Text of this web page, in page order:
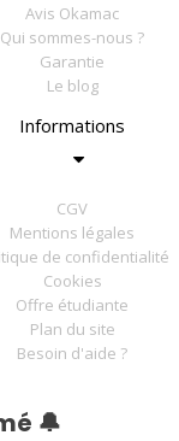
Avis Okamac
Qui sommes-nous ?
Garantie
Le blog
Informations
CGV
Mentions légales
de confidentialité
Cookies
Offre étudiante
Plan du site
Besoin d'aide ?
🔔